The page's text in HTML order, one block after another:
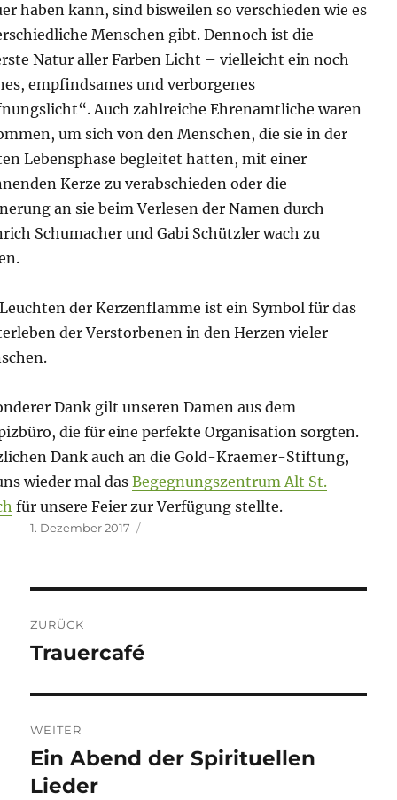
haben kann, sind bisweilen so verschieden wie es
Menschen gibt. Dennoch ist die
Natur aller Farben Licht – vielleicht ein noch
empfindsames und verborgenes
Auch zahlreiche Ehrenamtliche waren
um sich von den Menschen, die sie in der
Lebensphase begleitet hatten, mit einer
Kerze zu verabschieden oder die
an sie beim Verlesen der Namen durch
Schumacher und Gabi Schützler wach zu
der Kerzenflamme ist ein Symbol für das
der Verstorbenen in den Herzen vieler
Dank gilt unseren Damen aus dem
die für eine perfekte Organisation sorgten.
Dank auch an die Gold-Kraemer-Stiftung,
wieder mal dasBegegnungszentrum Alt St.
für unsere Feier zur Verfügung stellte.
Veröffentlicht
1. Dezember 2017
ZURÜCK
Vorheriger
Trauercafé
WEITER
Nächster
Beitrag:
Ein Abend der Spirituellen
Lieder